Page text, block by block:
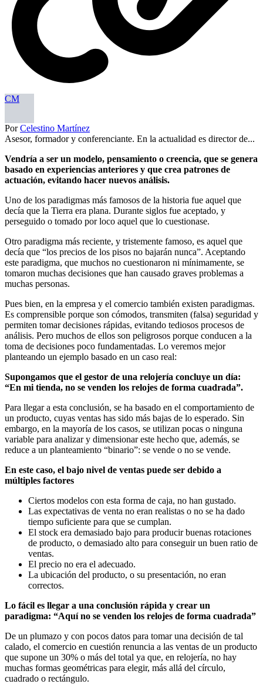
CM
PorCelestino Martínez
Asesor, formador y conferenciante. En la actualidad es director de...
Vendría a ser un modelo, pensamiento o creencia, que se genera
basado en experiencias anteriores y que crea patrones de
actuación, evitando hacer nuevos análisis.
Uno de los paradigmas más famosos de la historia fue aquel que
decía que la Tierra era plana. Durante siglos fue aceptado, y
perseguido o tomado por loco aquel que lo cuestionase.
Otro paradigma más reciente, y tristemente famoso, es aquel que
decía que “los precios de los pisos no bajarán nunca”. Aceptando
este paradigma, que muchos no cuestionaron ni mínimamente, se
tomaron muchas decisiones que han causado graves problemas a
muchas personas.
Pues bien, en la empresa y el comercio también existen paradigmas.
Es comprensible porque son cómodos, transmiten (falsa) seguridad y
permiten tomar decisiones rápidas, evitando tediosos procesos de
análisis. Pero muchos de ellos son peligrosos porque conducen a la
toma de decisiones poco fundamentadas. Lo veremos mejor
planteando un ejemplo basado en un caso real:
Supongamos que el gestor de una relojería concluye un día:
“En mi tienda, no se venden los relojes de forma cuadrada”.
Para llegar a esta conclusión, se ha basado en el comportamiento de
un producto, cuyas ventas has sido más bajas de lo esperado. Sin
embargo, en la mayoría de los casos, se utilizan pocas o ninguna
variable para analizar y dimensionar este hecho que, además, se
reduce a un planteamiento “binario”: se vende o no se vende.
En este caso, el bajo nivel de ventas puede ser debido a
múltiples factores
Ciertos modelos con esta forma de caja, no han gustado.
Las expectativas de venta no eran realistas o no se ha dado
tiempo suficiente para que se cumplan.
El stock era demasiado bajo para producir buenas rotaciones
de producto, o demasiado alto para conseguir un buen ratio de
ventas.
El precio no era el adecuado.
La ubicación del producto, o su presentación, no eran
correctos.
Lo fácil es llegar a una conclusión rápida y crear un
paradigma: “Aquí no se venden los relojes de forma cuadrada”
De un plumazo y con pocos datos para tomar una decisión de tal
calado, el comercio en cuestión renuncia a las ventas de un producto
que supone un 30% o más del total ya que, en relojería, no hay
muchas formas geométricas para elegir, más allá del círculo,
cuadrado o rectángulo.